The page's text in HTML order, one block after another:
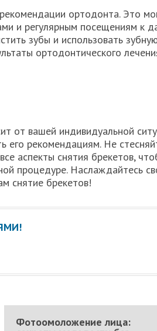
ортодонта. Это
и регулярным посещениям к
зубы и использовать
ортодонтического
от вашей индивидуальной
его рекомендациям. Не
аспекты снятия брекетов,
процедуре. Наслаждайтесь
снятие брекетов!
Фотоомоложение лица: